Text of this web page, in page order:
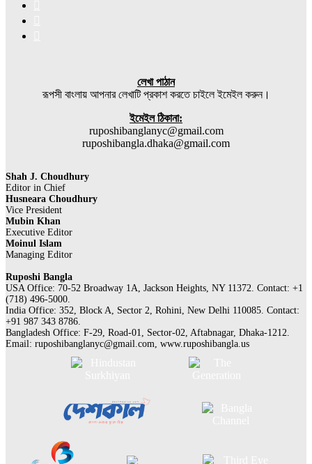
লেখা পাঠান
রূপসী বাংলায় আপনার লেখাটি প্রকাশ করতে চাইলে ইমেইল করুন।
ইমেইল ঠিকানা:
ruposhibanglanyc@gmail.com
ruposhibangla.dhaka@gmail.com
Shah J. Choudhury
Editor in Chief
Husneara Choudhury
Vice President
Mubin Khan
Executive Editor
Moinul Islam
Managing Editor
Ruposhi Bangla
USA Office: 70-52 Broadway 1A, Jackson Heights, NY 11372. Contact:‭ +1
(718) 496-5000.
India Office: 352, Block A, Sector 2, Rohini, New Delhi 110085. Contact:
+91 987 343 8786.
Bangladesh Office: F-29, Road-01, Sector-02, Aftabnagar, Dhaka-1212.
Email: ruposhibanglanyc@gmail.com, www.ruposhibangla.us